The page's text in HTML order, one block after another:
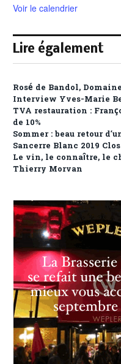
Voir le calendrier
Lire également
Rosé de Bandol,
Interview Yves-Marie
TVA restauration :
de 10%
Sommer : beau retour
Sancerre Blanc 2019
Le vin, le connaître, le
Thierry Morvan